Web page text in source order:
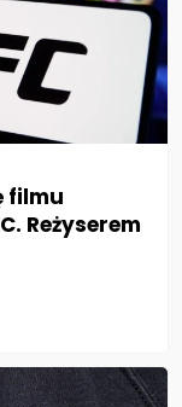
filmu
Reżyserem